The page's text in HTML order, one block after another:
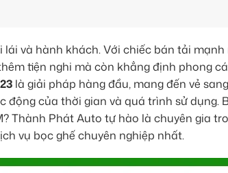
và hành khách. Với chiếc bán tải mạnh
tiện nghi mà còn khẳng định phong
là giải pháp hàng đầu, mang đến vẻ
của thời gian và quá trình sử dụng.
Thành Phát Auto tự hào là chuyên gia
vụ bọc ghế chuyên nghiệp nhất.